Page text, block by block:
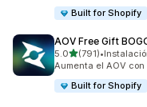
Built for Shopify
AOV Free Gift
5.0de 5 estrellas
(791)
791 reseñas en total
•
Aumenta el AOV
Built for Shopify